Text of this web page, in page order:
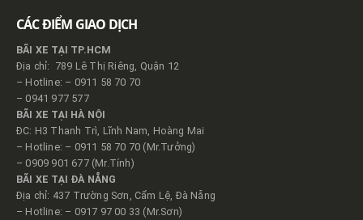
CÁC ĐIỂM GIAO DỊCH
BÃI XE TẠI TP.HCM
Địa chỉ: 789 Lê Thị Riêng, Quận 12
– Hotline: – 0911 58 70 70
– 0941 977 577
BÃI XE TẠI HÀ NỘI
ĐC: H3 Thanh Trì, Lĩnh Nam, Hoàng Mai
– Hotline: – 0911 58 70 70 (Mr.Tưởng)
– 0909 901 677 (Mr.Tính)
BÃI XE TẠI ĐÀ NẴNG
Địa chỉ: 437 Trường Sơn, Cẩm Lệ, Đà Nẵng
– Hotline: – 0917 97 00 33 (Mr.Sơn)